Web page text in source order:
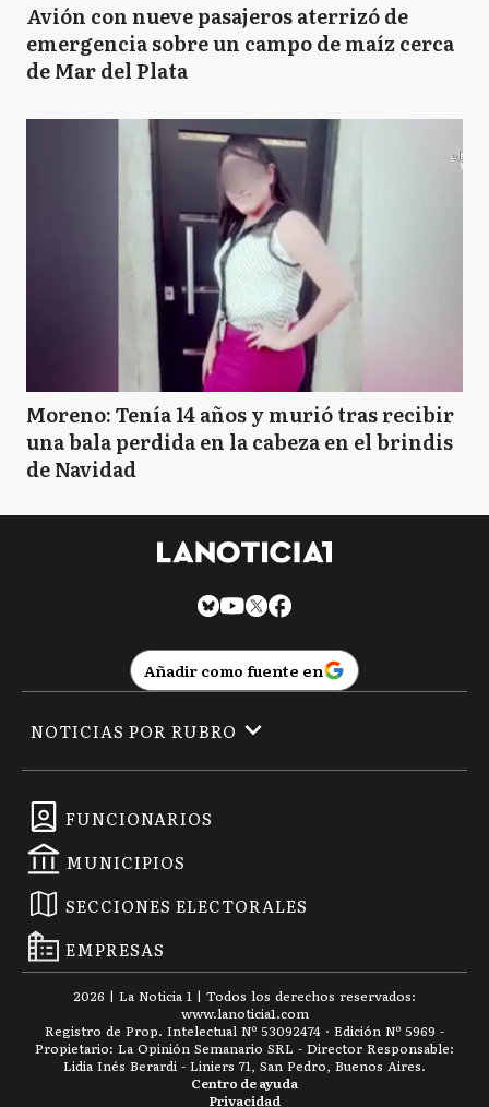
Avión con nueve pasajeros aterrizó de
emergencia sobre un campo de maíz cerca
de Mar del Plata
Moreno: Tenía 14 años y murió tras recibir
una bala perdida en la cabeza en el brindis
de Navidad
Añadir como fuente en
FUNCIONARIOS
MUNICIPIOS
SECCIONES ELECTORALES
EMPRESAS
NOTICIAS POR RUBRO
2026 | La Noticia 1 | Todos los derechos reservados:
www.lanoticia1.com
Registro de Prop. Intelectual Nº 53092474 · Edición Nº 5969 -
Propietario: La Opinión Semanario SRL - Director Responsable:
Lidia Inés Berardi - Liniers 71, San Pedro, Buenos Aires.
Privacidad
Centro de ayuda